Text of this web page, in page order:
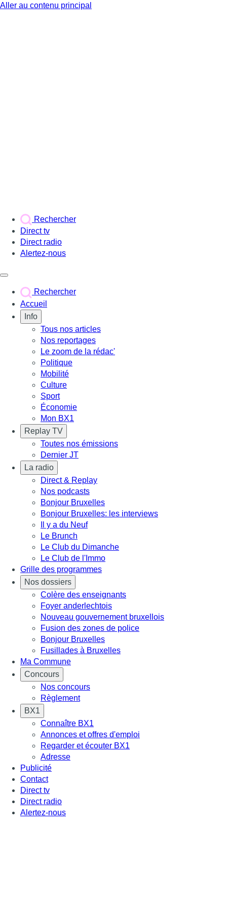
Aller au contenu principal
Rechercher
Direct tv
Direct radio
Alertez-nous
Rechercher
Accueil
Info
Tous nos articles
Nos reportages
Le zoom de la rédac'
Politique
Mobilité
Culture
Sport
Économie
Mon BX1
Replay TV
Toutes nos émissions
Dernier JT
La radio
Direct & Replay
Nos podcasts
Bonjour Bruxelles
Bonjour Bruxelles: les interviews
Il y a du Neuf
Le Brunch
Le Club du Dimanche
Le Club de l'Immo
Grille des programmes
Nos dossiers
Colère des enseignants
Foyer anderlechtois
Nouveau gouvernement bruxellois
Fusion des zones de police
Bonjour Bruxelles
Fusillades à Bruxelles
Ma Commune
Concours
Nos concours
Règlement
BX1
Connaître BX1
Annonces et offres d'emploi
Regarder et écouter BX1
Adresse
Publicité
Contact
Direct tv
Direct radio
Alertez-nous